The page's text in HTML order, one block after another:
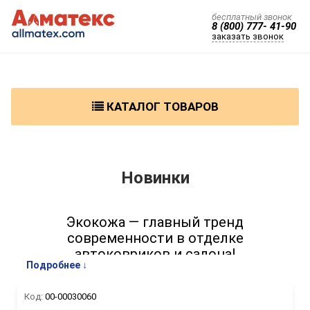
бесплатный звонок
8 (800) 777- 41-90
заказать звонок
КАТАЛОГ ТОВАРОВ
Новинки
Экокожа — главный тренд
современности в отделке
автоковриков и салона!
Новое поколение материалов:
Подробнее ↓
Код: 00-00030060